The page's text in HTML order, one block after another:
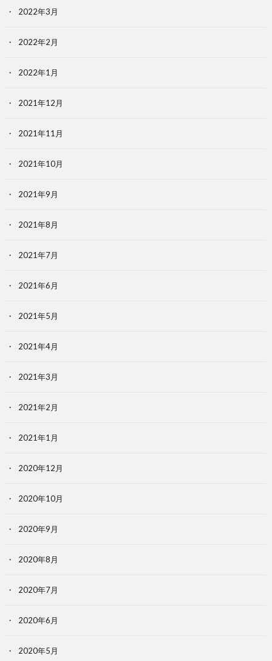
2022年3月
2022年2月
2022年1月
2021年12月
2021年11月
2021年10月
2021年9月
2021年8月
2021年7月
2021年6月
2021年5月
2021年4月
2021年3月
2021年2月
2021年1月
2020年12月
2020年10月
2020年9月
2020年8月
2020年7月
2020年6月
2020年5月